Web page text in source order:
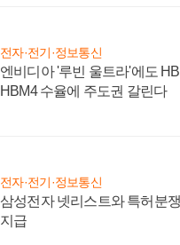
전자·전기·정보통신
엔비디아 '루빈 울트라'에도
HBM4 수율에 주도권 갈린다
전자·전기·정보통신
삼성전자 넷리스트와 특허분
지급